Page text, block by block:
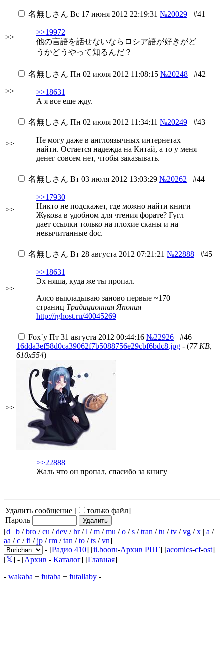
>>
名無しさん Вс 17 июня 2012 22:19:31 №20029 #41
>>19972
他の言語を話せないならロシア語が好きがど
うかどうやって知るんだ？
>>
名無しさん Пн 02 июля 2012 11:08:15 №20248 #42
>>18631
А я все еще жду.
>>
名無しさん Пн 02 июля 2012 11:34:11 №20249 #43
Не могу даже в англоязычных интернетах
найти. Остается надежда на Китай, а то у меня
денег совсем нет, чтобы заказывать.
>>
名無しさん Вт 03 июля 2012 13:03:29 №20262 #44
>>17930
Никто не подскажет, где можно найти книги
Жукова в удобном для чтения форате? Гугл
дает ссылки только на плохие сканы и на
невычитанные doc.
>>
名無しさん Вт 28 августа 2012 07:21:21 №22888 #45
>>18631
Эх няша, куда же ты пропал.
Алсо выкладываю заново первые ~170
страниц Традиционная Япония
http://rghost.ru/40045269
>>
Fox`y Пт 31 августа 2012 00:44:16 №22926
#46
16dda3ef58d0ca39062f7b5088756e29cbf6bdc8.jpg - (77 KB,
610x554)
>>22888
Жаль что он пропал, спасибо за книгу
Удалить сообщение [ только файл]
Пароль
[d | b /bro /cu /dev /hr/l /m /mu /o /s /tran /tu /tv /vg /x | a /
aa /c /fi /jp /rm /tan /to /ts /vn]
- [Радио 410] [ii.booru-Архив РПГ] [acomics-cf-ost]
[𝕏] - [Архив - Каталог] [Главная]
- wakaba + futaba + futallaby -